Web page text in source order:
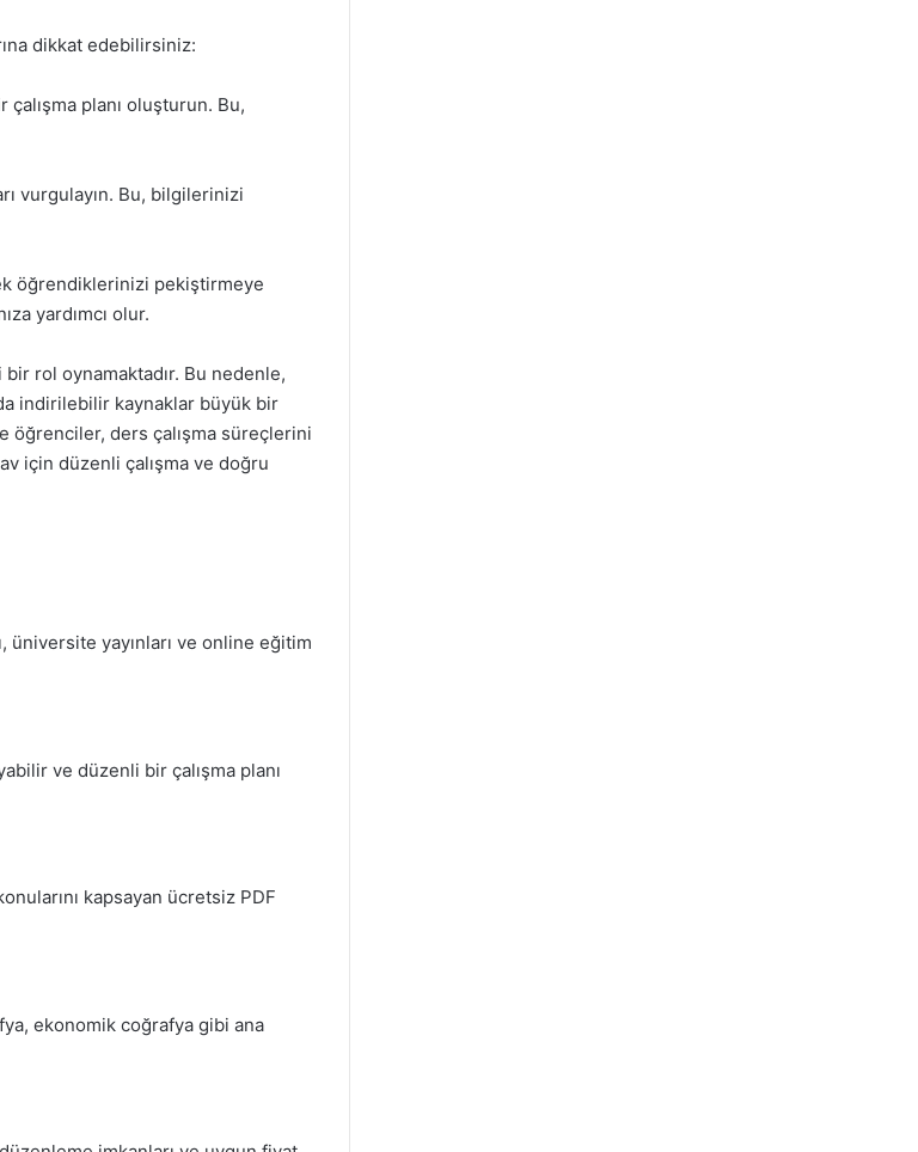
dikkat edebilirsiniz:
çalışma planı oluşturun. Bu,
vurgulayın. Bu, bilgilerinizi
öğrendiklerinizi pekiştirmeye
yardımcı olur.
rol oynamaktadır. Bu nedenle,
indirilebilir kaynaklar büyük bir
öğrenciler, ders çalışma süreçlerini
için düzenli çalışma ve doğru
üniversite yayınları ve online eğitim
ve düzenli bir çalışma planı
kapsayan ücretsiz PDF
ekonomik coğrafya gibi ana